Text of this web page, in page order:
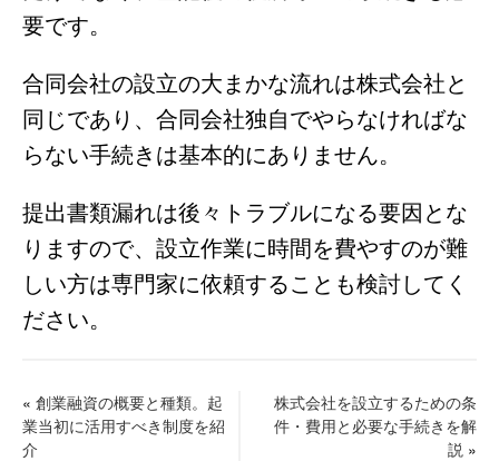
要です。
合同会社の設立の大まかな流れは株式会社と
同じであり、合同会社独自でやらなければな
らない手続きは基本的にありません。
提出書類漏れは後々トラブルになる要因とな
りますので、設立作業に時間を費やすのが難
しい方は専門家に依頼することも検討してく
ださい。
« 創業融資の概要と種類。起
業当初に活用すべき制度を紹
介
株式会社を設立するための条
件・費用と必要な手続きを解
説 »